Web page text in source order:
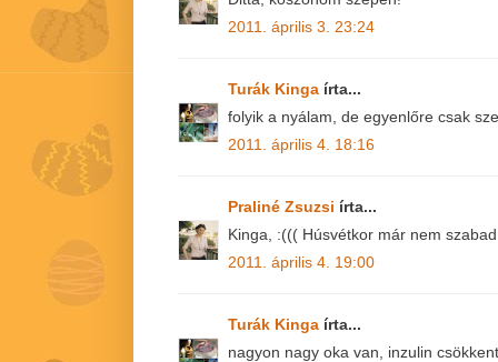
2011. április 3. 23:24
Turák Kinga írta...
folyik a nyálam, de egyenlőre csak
2011. április 4. 18:16
Praliné Zsuzsi írta...
Kinga, :((( Húsvétkor már nem
2011. április 4. 19:00
Turák Kinga írta...
nagyon nagy oka van, inzulin